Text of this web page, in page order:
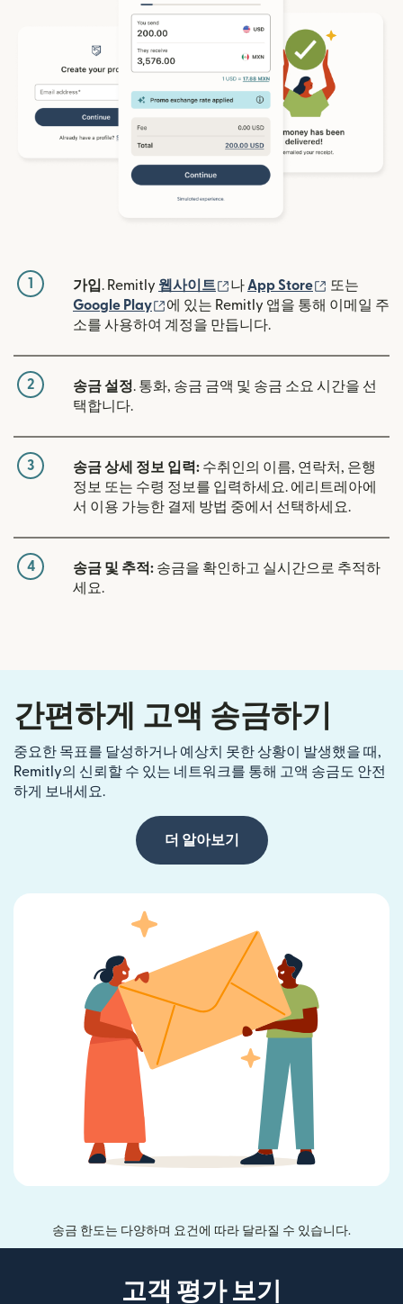
1 가입. Remitly 웹사이트 (새 창에서 열림)
나 App Store (새 창에서
또는
Google Play
(새 창에서 열림)
에 있는 Remitly 앱을 통해 이메일 주
소를 사용하여 계정을 만듭니다.
2 송금 설정. 통화, 송금 금액 및 송금 소요 시간을 선
택합니다.
3 송금 상세 정보 입력: 수취인의 이름, 연락처, 은행
정보 또는 수령 정보를 입력하세요. 에리트레아에
서 이용 가능한 결제 방법 중에서 선택하세요.
4 송금 및 추적: 송금을 확인하고 실시간으로 추적하
세요.
간편하게 고액 송금하기
중요한 목표를 달성하거나 예상치 못한 상황이 발생했을 때,
Remitly의 신뢰할 수 있는 네트워크를 통해 고액 송금도 안전
하게 보내세요.
더 알아보기
송금 한도는 다양하며 요건에 따라 달라질 수 있습니다.
고객 평가 보기